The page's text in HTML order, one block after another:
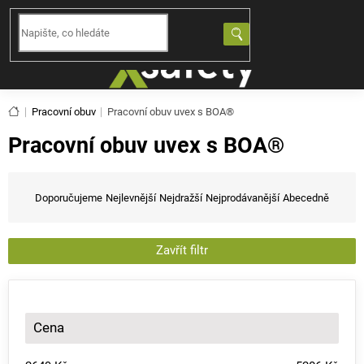
Přejít
obsah
Domů
Pracovní obuv Pracovní obuv uvex s BOA®
Pracovní obuv uvex s BOA®
a
e
í
o
d
u
Doporučujeme Nejlevnější Nejdražší Nejprodávanější Abecedně
Zavřít filtr
Cena